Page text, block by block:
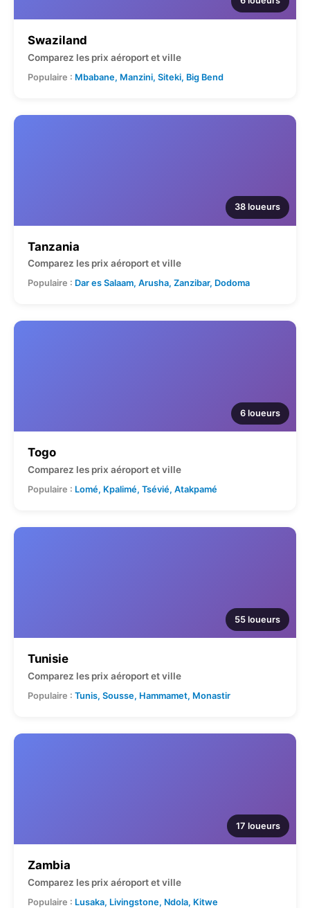
Swaziland
Comparez les prix aéroport et ville
Populaire : Mbabane, Manzini, Siteki, Big Bend
38 loueurs
Tanzania
Comparez les prix aéroport et ville
Populaire : Dar es Salaam, Arusha, Zanzibar, Dodoma
6 loueurs
Togo
Comparez les prix aéroport et ville
Populaire : Lomé, Kpalimé, Tsévié, Atakpamé
55 loueurs
Tunisie
Comparez les prix aéroport et ville
Populaire : Tunis, Sousse, Hammamet, Monastir
17 loueurs
Zambia
Comparez les prix aéroport et ville
Populaire : Lusaka, Livingstone, Ndola, Kitwe